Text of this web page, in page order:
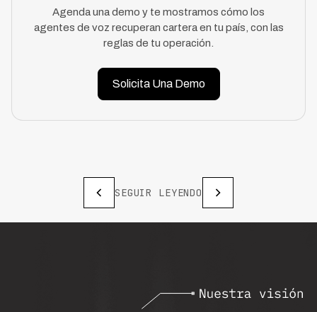
Agenda una demo y te mostramos cómo los
agentes de voz recuperan cartera en tu país, con las
reglas de tu operación.
Solicita Una Demo
SEGUIR LEYENDO